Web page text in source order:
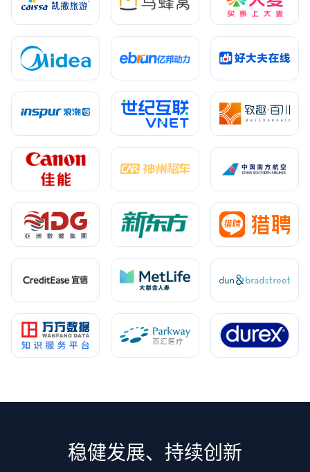
稳健发展、持续创新